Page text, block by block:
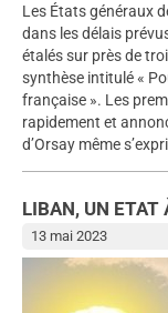
Les États généraux
dans les délais
étalés sur près de
synthèse intitulé «
française ». Les
rapidement et
d’Orsay même
LIBAN, UN ETAT
13 mai 2023